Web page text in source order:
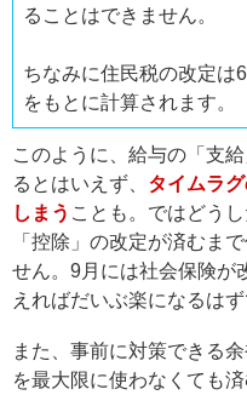
ることはできません。
ちなみに住民税の改定は
をもとに計算されます。
このように、給与の「支
るとはいえず、 タイムラ
しまう ことも。ではどう
「控除」の改定が済むま
せん。9月には社会保険が
えればだいぶ楽になるはず
また、事前に対策できる
を最大限に使わなくても